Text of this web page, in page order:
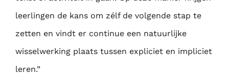
leerlingen de kans om zélf de volgende stap te
zetten en vindt er continue een natuurlijke
wisselwerking plaats tussen expliciet en impliciet
leren.”